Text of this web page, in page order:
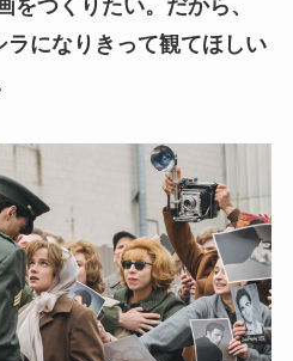
をつくりたい。だから、
になりきって観てほしい